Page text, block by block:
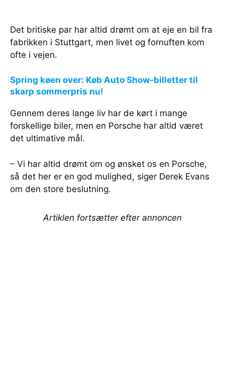
Det britiske par har altid drømt om at eje en bil fra
fabrikken i Stuttgart, men livet og fornuften kom
ofte i vejen.
Spring køen over: Køb Auto Show-billetter til
skarp sommerpris nu!
Gennem deres lange liv har de kørt i mange
forskellige biler, men en Porsche har altid været
det ultimative mål.
– Vi har altid drømt om og ønsket os en Porsche,
så det her er en god mulighed, siger Derek Evans
om den store beslutning.
Artiklen fortsætter efter annoncen